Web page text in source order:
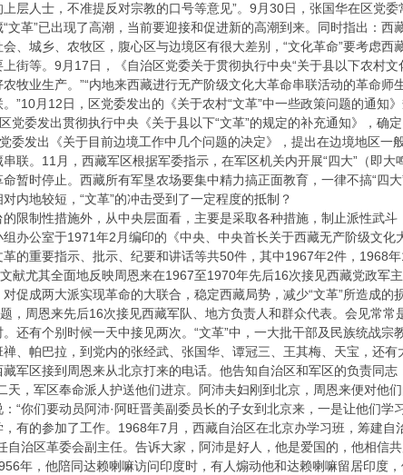
层人士，不准提反对宗教的口号等意见”。9月30日，张国华在区党
文革”已出现了高潮，当前要迎接和促进新的高潮到来。同时指出：
、城乡、农牧区，腹心区与边境区有很大差别，“文化革命”要考虑
街等。9月17日，《自治区党委关于贯彻执行中央“关于县以下农村
牧业生产。”“内地来西藏进行无产阶级文化大革命串联活动的革命
”10月12日，区党委发出的《关于农村“文革”中一些政策问题的通知
委发出贯彻执行中央《关于县以下“文革”的规定的补充通知》，确定
委发出《关于目前边境工作中几个问题的决定》，提出在边境地区一
联。11月，西藏军区根据军委指示，在军区机关内开展“四大”（即
暂时停止。西藏所有军垦农场要集中精力搞正面教育，一律不搞“四
地较短，“文革”的冲击受到了一定程度的抵制？
制性措施外，从中央层面看，主要是采取各种措施，制止派性武斗
公室于1971年2月编印的《中央、中央首长关于西藏无产阶级文化
的重要指示、批示、纪要和讲话等共50件，其中1967年2件，1968
献尤其全面地反映周恩来在1967至1970年先后16次接见西藏党政军
促成两大派实现革命的大联合，稳定西藏局势，减少“文革”所造成
题，周恩来先后16次接见西藏军队、地方负责人和群众代表。会见常
还有个别时候一天中接见两次。“文革”中，一大批干部及民族统战
、帕巴拉，到党内的张经武、张国华、谭冠三、王其梅、天宝，还有
区接到周恩来从北京打来的电话。他告知自治区和军区的负责同志
天，军区奉命派人护送他们进京。阿沛夫妇刚到北京，周恩来便对他
“你们要动员阿沛·阿旺晋美副委员长的子女到北京来，一是让他们学
有的参加了工作。1968年7月，西藏自治区在北京办学习班，筹建自
自治区革委会副主任。告诉大家，阿沛是好人，他是爱国的，他相信
年，他陪同达赖喇嘛访问印度时，有人煽动他和达赖喇嘛留居印度